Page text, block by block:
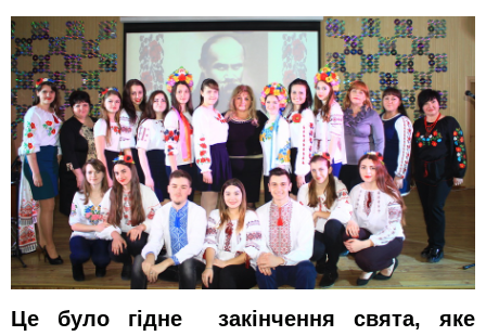
Це було гідне закінчення свята, яке